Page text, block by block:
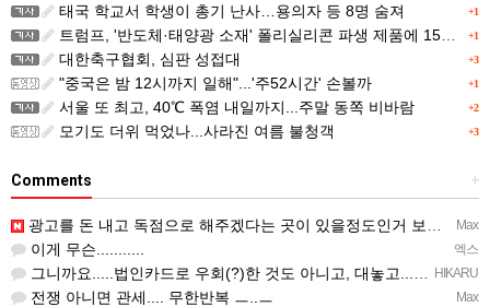
+1
태국 학교서 학생이 총기 난사…용의자 등 8명 숨져
+1
트럼프, '반도체·태양광 소재' 폴리실리콘 파생 제품에 15% 관세...한국 기업도 영향
+3
대한축구협회, 심판 성접대
+1
"중국은 밤 12시까지 일해"...'주52시간' 손볼까
+2
서울 또 최고, 40℃ 폭염 내일까지...주말 동쪽 비바람
+3
모기도 더위 먹었나...사라진 여름 불청객
+
Comments
Max
광고를 돈 내고 독점으로 해주겠다는 곳이 있을정도인거 보면 어마어마한 게임은 맞는듯 ㅡ..ㅡ... 여태까지 …
엑스
이게 무슨...........
HIKARU
그니까요.....법인카드로 우회(?)한 것도 아니고, 대놓고...ㅋ ㅋ)
Max
전쟁 아니면 관세.... 무한반복 ㅡ..ㅡ